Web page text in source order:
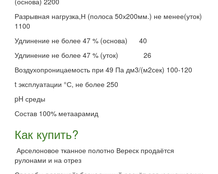
Разрывная нагрузка,Н (полоса 50х200мм.) не менее(уток)
1100
Удлинение не более 47 % (основа)
40
Удлинение не более 47 % (уток) 26
Воздухопроницаемость при 49 Па дм3/(м2сек) 100-120
t эксплуатации °С, не более 250
pH среды
Состав 100% метаарамид
Как купить?
Арселоновое тканное полотно Вереск продаётся
рулонами и на отрез